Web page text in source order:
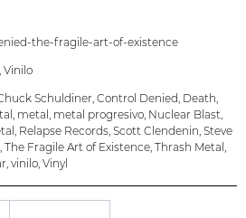
the-fragile-art-of-existence
, Vinilo
Schuldiner, Control Denied, Death,
, metal , metal progresivo, Nuclear Blast,
, Relapse Records, Scott Clendenin, Steve
, The Fragile Art of Existence, Thrash Metal ,
, vinilo, Vinyl